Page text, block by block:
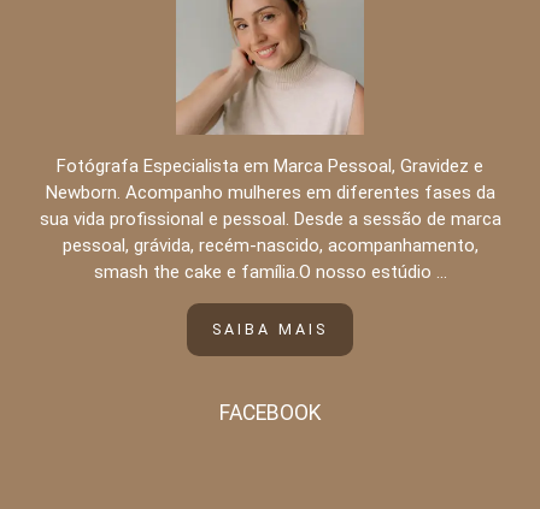
Fotógrafa Especialista em Marca Pessoal, Gravidez e
Newborn. Acompanho mulheres em diferentes fases da
sua vida profissional e pessoal. Desde a sessão de marca
pessoal, grávida, recém-nascido, acompanhamento,
smash the cake e família.O nosso estúdio ...
SAIBA MAIS
FACEBOOK